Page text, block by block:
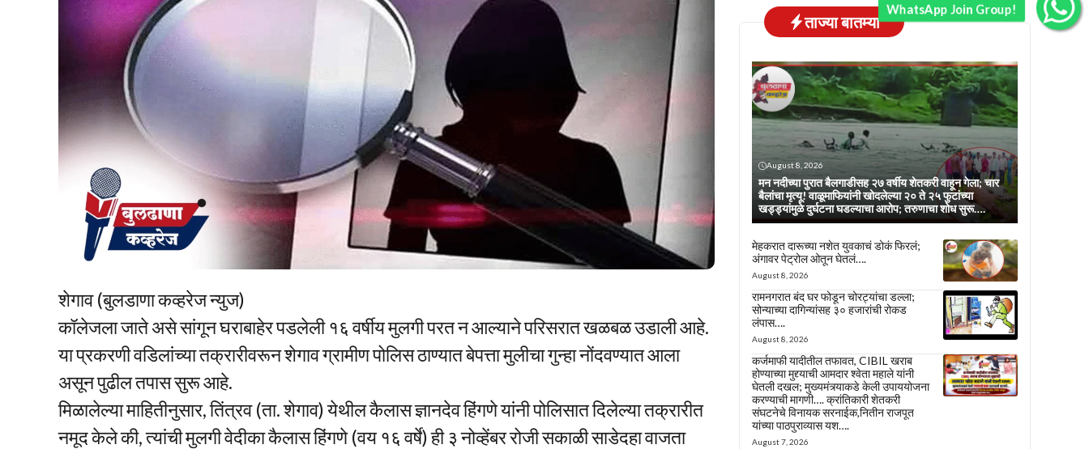
शेगाव (बुलडाणा कव्हरेज न्युज)
कॉलेजला जाते असे सांगून घराबाहेर पडलेली १६ वर्षीय मुलगी परत न आल्याने परिसरात खळबळ उडाली आहे.
या प्रकरणी वडिलांच्या तक्रारीवरून शेगाव ग्रामीण पोलिस ठाण्यात बेपत्ता मुलीचा गुन्हा नोंदवण्यात आला
असून पुढील तपास सुरू आहे.
मिळालेल्या माहितीनुसार, तिंत्रव (ता. शेगाव) येथील कैलास ज्ञानदेव हिंगणे यांनी पोलिसात दिलेल्या तक्रारीत
नमूद केले की, त्यांची मुलगी वेदीका कैलास हिंगणे (वय १६ वर्षे) ही ३ नोव्हेंबर रोजी सकाळी साडेदहा वाजता
ताज्या बातम्या
August 8, 2026
मन नदीच्या पुरात बैलगाडीसह २७ वर्षीय शेतकरी वाहून गेला; चार
बैलांचा मृत्यू! वाळूमाफियांनी खोदलेल्या २० ते २५ फुटांच्या
खड्ड्यांमुळे दुर्घटना घडल्याचा आरोप; तरुणाचा शोध सुरू….
मेहकरात दारूच्या नशेत युवकाचं डोकं फिरलं;
अंगावर पेट्रोल ओतून घेतलं….
August 8, 2026
रामनगरात बंद घर फोडून चोरट्यांचा डल्ला;
सोन्याच्या दागिन्यांसह ३० हजारांची रोकड
लंपास….
August 8, 2026
कर्जमाफी यादीतील तफावत, CIBIL खराब
होण्याच्या मुद्द्याची आमदार श्वेता महाले यांनी
घेतली दखल; मुख्यमंत्र्याकडे केली उपाययोजना
करण्याची मागणी…. क्रांतिकारी शेतकरी
संघटनेचे विनायक सरनाईक,नितीन राजपूत
यांच्या पाठपुराव्यास यश….
August 7, 2026
WhatsApp Join Group!